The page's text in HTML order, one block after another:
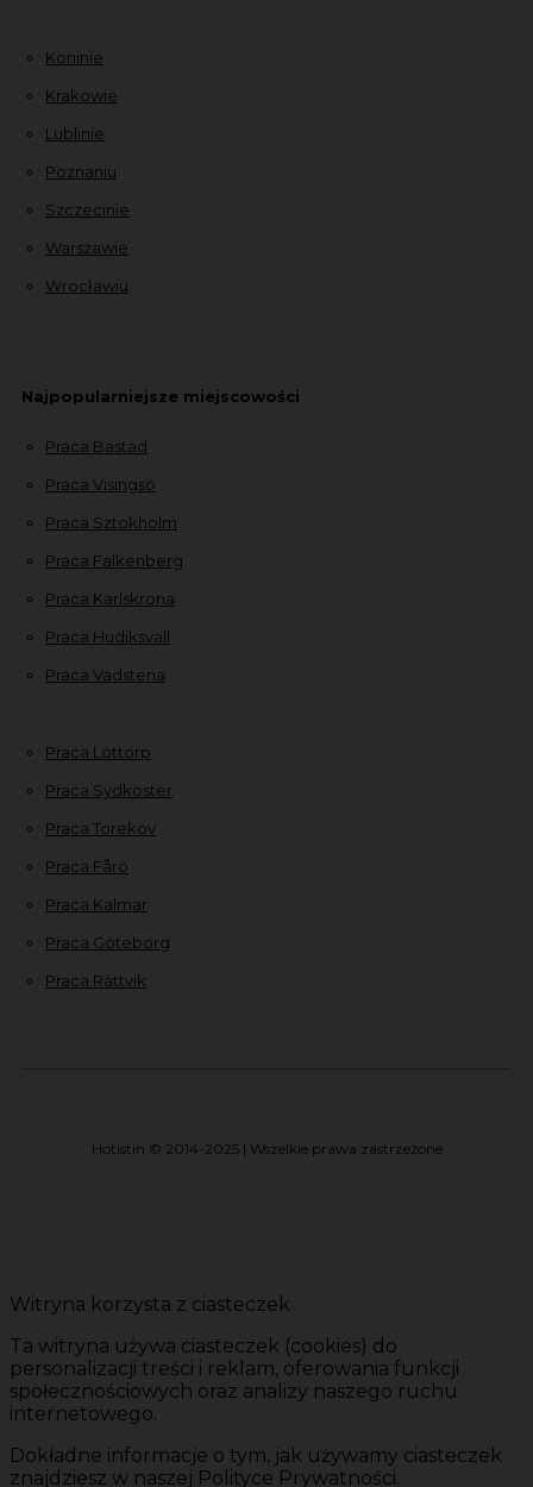
Koninie
Krakowie
Lublinie
Poznaniu
Szczecinie
Warszawie
Wrocławiu
Najpopularniejsze miejscowości
Praca Bastad
Praca Visingsö
Praca Sztokholm
Praca Falkenberg
Praca Karlskrona
Praca Hudiksvall
Praca Vadstena
Praca Löttorp
Praca Sydkoster
Praca Torekov
Praca Fårö
Praca Kalmar
Praca Göteborg
Praca Rättvik
Hotistin © 2014-2025 | Wszelkie prawa zastrzeżone
Witryna korzysta z ciasteczek
Ta witryna używa ciasteczek (cookies) do
personalizacji treści i reklam, oferowania funkcji
społecznościowych oraz analizy naszego ruchu
internetowego.
Dokładne informacje o tym, jak używamy ciasteczek
znajdziesz w naszej Polityce Prywatności.